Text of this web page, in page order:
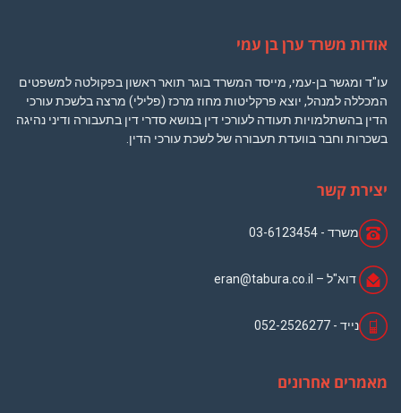
אודות משרד ערן בן עמי
עו"ד ומגשר בן-עמי, מייסד המשרד בוגר תואר ראשון בפקולטה למשפטים
המכללה למנהל, יוצא פרקליטות מחוז מרכז (פלילי) מרצה בלשכת עורכי
הדין בהשתלמויות תעודה לעורכי דין בנושא סדרי דין בתעבורה ודיני נהיגה
בשכרות וחבר בוועדת תעבורה של לשכת עורכי הדין.
יצירת קשר
משרד - 03-6123454
דוא"ל – eran@tabura.co.il
נייד - 052-2526277
מאמרים אחרונים